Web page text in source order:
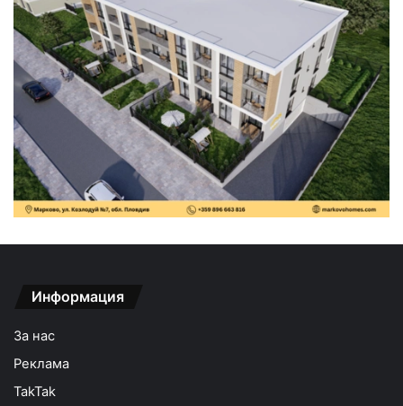
Информация
За нас
Реклама
TakTak